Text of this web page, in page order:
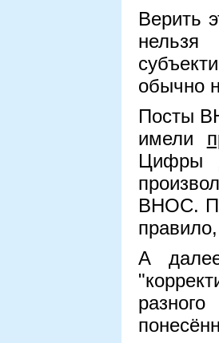
Верить
обычно
Посты
имели
Цифры
ВНОС.
А